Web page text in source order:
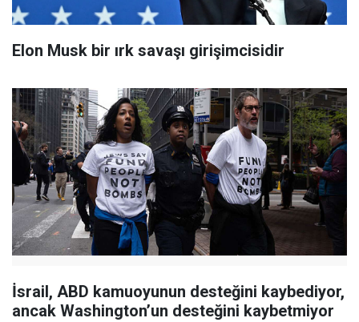
Elon Musk bir ırk savaşı girişimcisidir
İsrail, ABD kamuoyunun desteğini kaybediyor,
ancak Washington’un desteğini kaybetmiyor